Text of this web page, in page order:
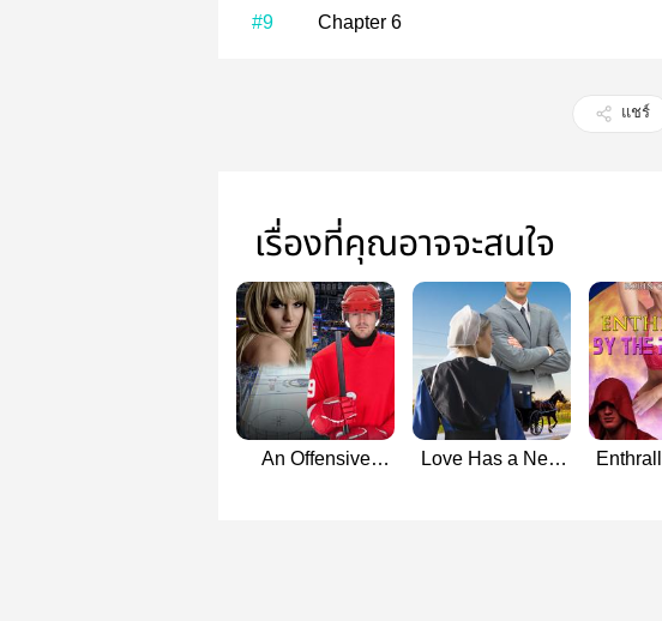
#9 Chapter 6
แชร์
เรื่องที่คุณอาจจะสนใจ
An Offensive
Love Has a New